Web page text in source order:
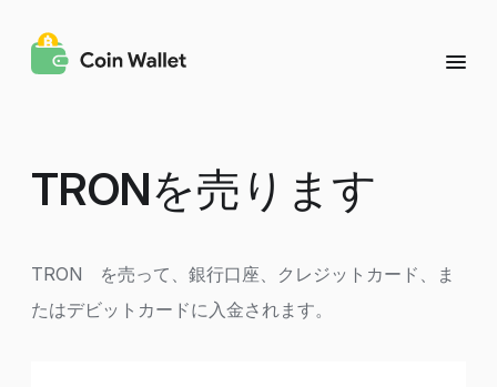
TRONを売ります
TRON を売って、銀行口座、クレジットカード、ま
たはデビットカードに入金されます。